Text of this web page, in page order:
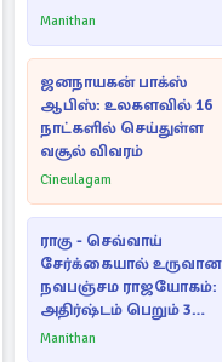
Manithan
ஜனநாயகன் பாக்ஸ்
ஆபிஸ்: உலகளவில் 16
நாட்களில் செய்துள்ள
வசூல் விவரம்
Cineulagam
ராகு - செவ்வாய்
சேர்க்கையால் உருவான
நவபஞ்சம ராஜயோகம்:
அதிர்ஷ்டம் பெறும் 3
ராசிகள்!
Manithan